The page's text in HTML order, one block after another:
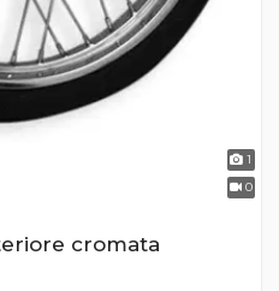
1
0
cromata